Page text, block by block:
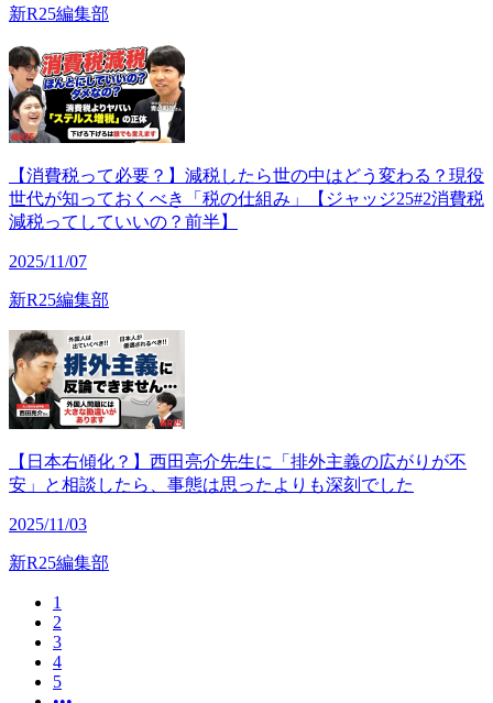
新R25編集部
【消費税って必要？】減税したら世の中はどう変わる？現役
世代が知っておくべき「税の仕組み」【ジャッジ25#2消費税
減税ってしていいの？前半】
2025/11/07
新R25編集部
【日本右傾化？】西田亮介先生に「排外主義の広がりが不
安」と相談したら、事態は思ったよりも深刻でした
2025/11/03
新R25編集部
1
2
3
4
5